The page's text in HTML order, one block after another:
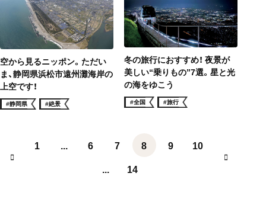
空から見るニッポン。ただい
ま、静岡県浜松市遠州灘海岸の
上空です！
#静岡県 #絶景
冬の旅行におすすめ！ 夜景が
美しい“乗りもの”7選。星と光
の海をゆこう
#全国 #旅行
1 ... 6 7 8 9
10
...
14